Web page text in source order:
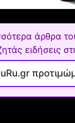
άρθρα
ειδήσεις